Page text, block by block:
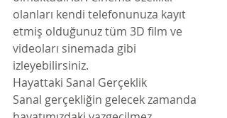
olanları kendi telefonunuza kayıt
etmiş olduğunuz tüm 3D film ve
videoları sinemada gibi
izleyebilirsiniz.
Hayattaki Sanal Gerçeklik
Sanal gerçekliğin gelecek zamanda